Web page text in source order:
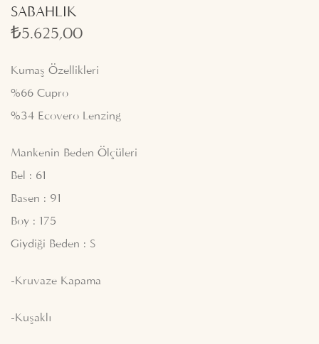
SABAHLIK
₺5.625,00
Kumaş Özellikleri
%66 Cupro
%34 Ecovero Lenzing
Mankenin Beden Ölçüleri
Bel : 61
Basen : 91
Boy : 175
Giydiği Beden : S
-Kruvaze Kapama
-Kuşaklı